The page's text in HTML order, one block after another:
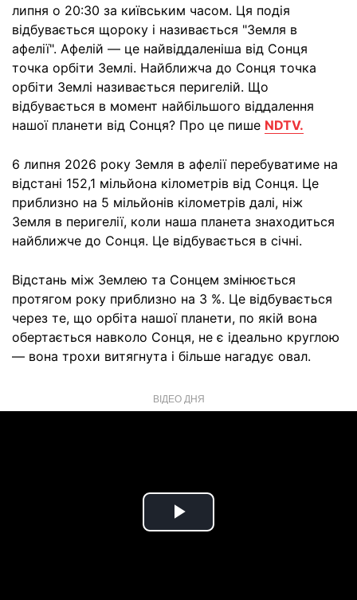
липня о 20:30 за київським часом. Ця подія
відбувається щороку і називається "Земля в
афелії". Афелій — це найвіддаленіша від Сонця
точка орбіти Землі. Найближча до Сонця точка
орбіти Землі називається перигелій. Що
відбувається в момент найбільшого віддалення
нашої планети від Сонця? Про це пише NDTV.
6 липня 2026 року Земля в афелії перебуватиме на
відстані 152,1 мільйона кілометрів від Сонця. Це
приблизно на 5 мільйонів кілометрів далі, ніж
Земля в перигелії, коли наша планета знаходиться
найближче до Сонця. Це відбувається в січні.
Відстань між Землею та Сонцем змінюється
протягом року приблизно на 3 %. Це відбувається
через те, що орбіта нашої планети, по якій вона
обертається навколо Сонця, не є ідеально круглою
— вона трохи витягнута і більше нагадує овал.
ВІДЕО ДНЯ
Play